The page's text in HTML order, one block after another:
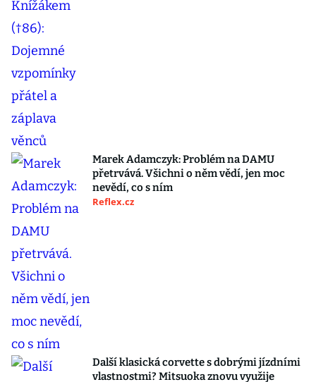
Marek Adamczyk: Problém na DAMU
přetrvává. Všichni o něm vědí, jen moc
nevědí, co s ním
Reflex.cz
Další klasická corvette s dobrými jízdními
vlastnostmi? Mitsuoka znovu využije